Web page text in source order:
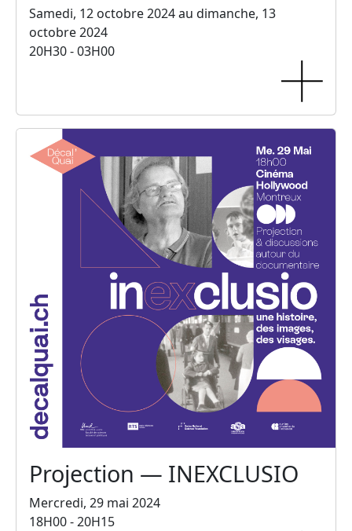
Samedi, 12 octobre 2024 au dimanche, 13
octobre 2024
20H30 - 03H00
Projection — INEXCLUSIO
Mercredi, 29 mai 2024
18H00 - 20H15